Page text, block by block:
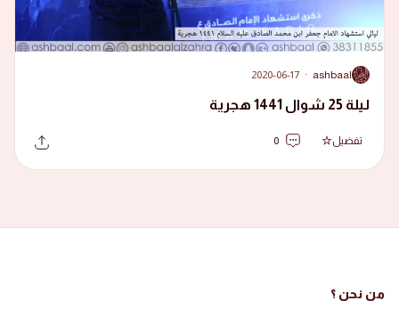
A
ashbaal
·
2020-06-17
ليلة 25 شوال 1441 هجرية
تفضيل 0
من نحن ؟